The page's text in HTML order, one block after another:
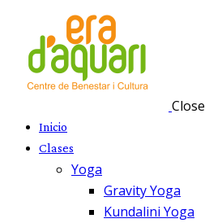
Close
Inicio
Clases
Yoga
Gravity Yoga
Kundalini Yoga